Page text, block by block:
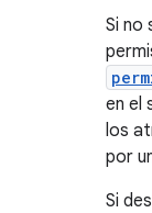
Si no
en el
los
por
Si